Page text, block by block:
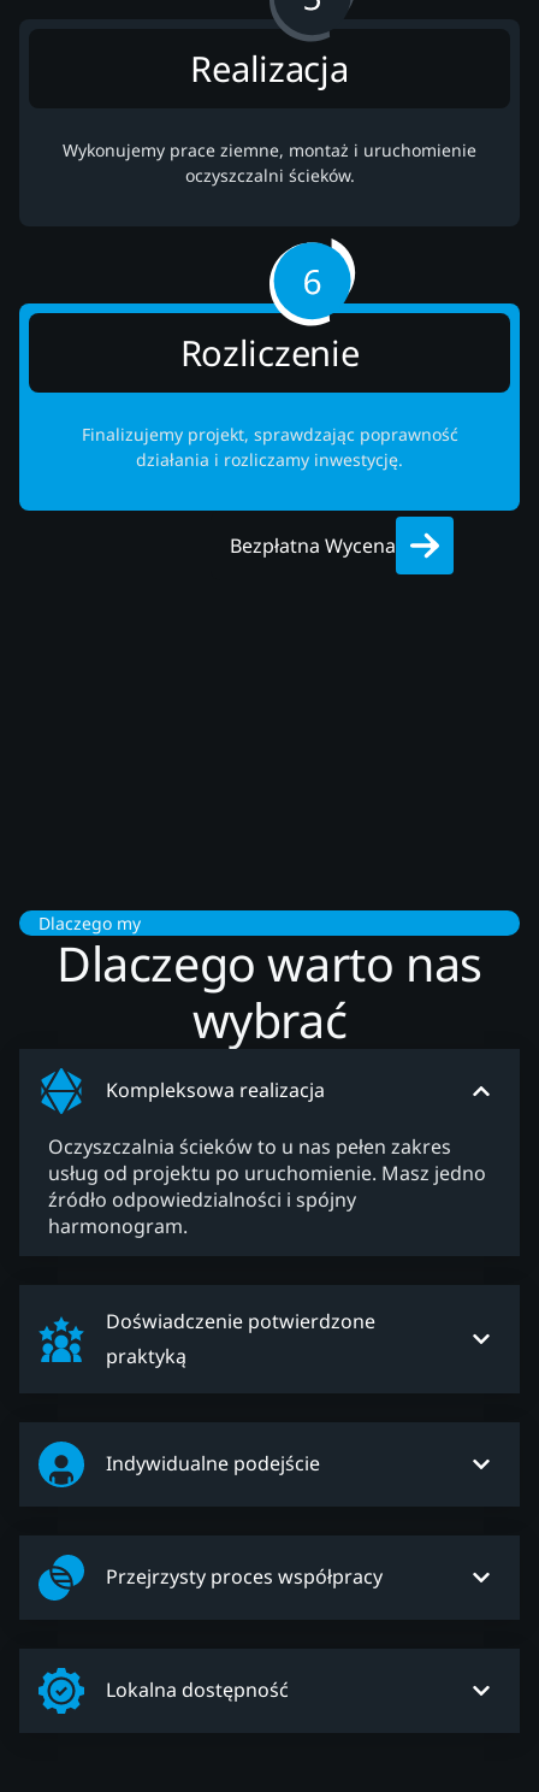
Realizacja
Wykonujemy prace ziemne, montaż i uruchomienie
oczyszczalni ścieków.
Rozliczenie
Finalizujemy projekt, sprawdzając poprawność
działania i rozliczamy inwestycję.
Bezpłatna Wycena
Dlaczego my
Dlaczego warto nas
wybrać
Kompleksowa realizacja
Oczyszczalnia ścieków to u nas pełen zakres
usług od projektu po uruchomienie. Masz jedno
źródło odpowiedzialności i spójny
harmonogram.
Doświadczenie potwierdzone
praktyką
Indywidualne podejście
Przejrzysty proces współpracy
Lokalna dostępność